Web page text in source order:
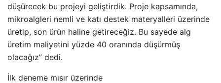
düşürecek bu projeyi geliştirdik. Proje kapsamında,
mikroalgleri nemli ve katı destek materyalleri üzerinde
üretip, son ürün haline getireceğiz. Bu sayede alg
üretim maliyetini yüzde 40 oranında düşürmüş
olacağız” dedi.
İlk deneme mısır üzerinde